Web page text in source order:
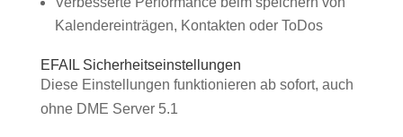
Kalendereinträgen, Kontakten oder ToDos
EFAIL Sicherheitseinstellungen
Diese Einstellungen funktionieren ab sofort, auch
ohne DME Server 5.1